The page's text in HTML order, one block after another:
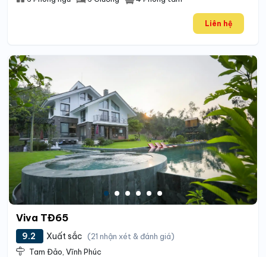
Liên hệ
Viva TĐ65
9.2 Xuất sắc (21 nhận xét & đánh giá)
Tam Đảo, Vĩnh Phúc